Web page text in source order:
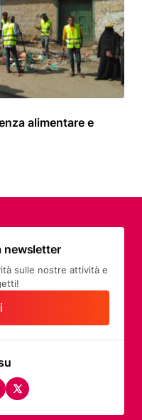
alimentare e
twitter
newsletter
sulle nostre attività e